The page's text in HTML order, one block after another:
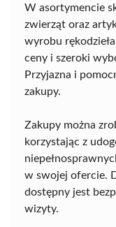
W asortymencie
zwierząt oraz
wyrobu
ceny i szeroki
Przyjazna i
zakupy.
Zakupy można
korzystając z
w swojej ofercie.
dostępny jest
wizyty.